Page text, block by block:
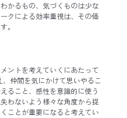
かるもの、気づくものは少な
クによる効率重視は、その価
。
ントを考えていくにあたって
仲間を気にかけて思いやるこ
ること、感性を意識的に使う
わないよう様々な角度から捉
ことが重要になると考えてい